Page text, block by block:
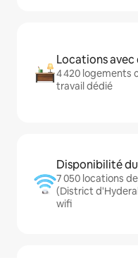
Locations
4 420 logements
travail dédié
Disponibilité
7 050 locations
(District
wifi